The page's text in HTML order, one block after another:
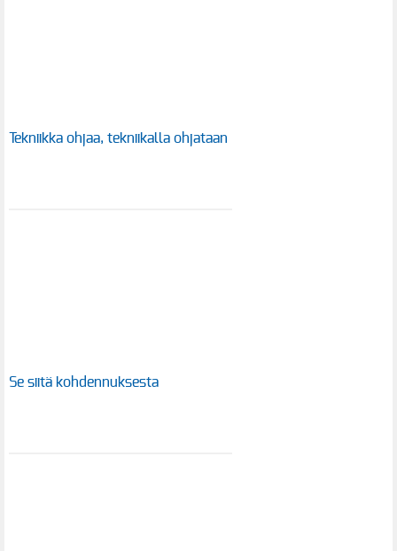
Tekniikka ohjaa, tekniikalla ohjataan
Se siitä kohdennuksesta